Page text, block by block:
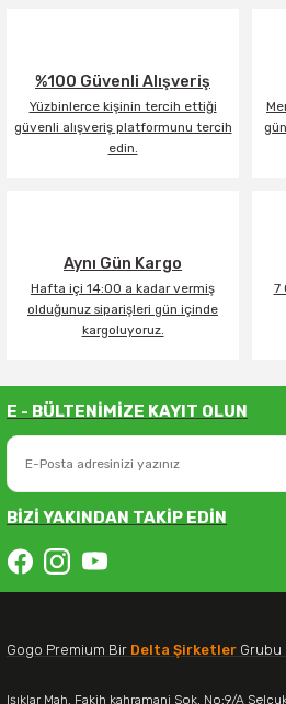
%100 Güvenli Alışveriş
Yüzbinlerce kişinin tercih ettiği
güvenli alışveriş platformunu tercih
edin.
Aynı Gün Kargo
Hafta içi 14:00 a kadar vermiş
olduğunuz siparişleri gün içinde
kargoluyoruz.
7
E - BÜLTENİMİZE KAYIT OLUN
BİZİ YAKINDAN TAKİP EDİN
Gogo Premium Bir Delta Şirketler Grubu
Işıklar Mah. Fakih kahramani Sok. No:9/A